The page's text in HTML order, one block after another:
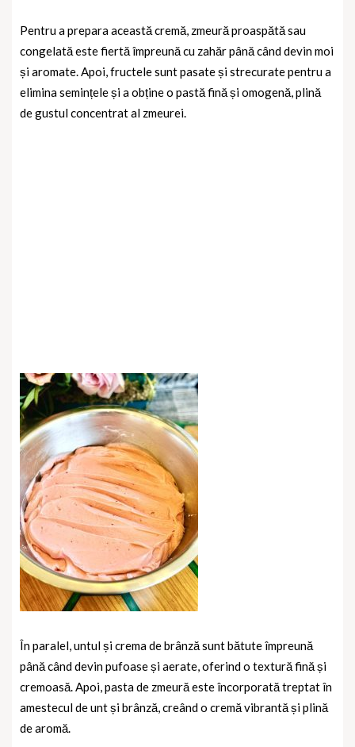
Pentru a prepara această cremă, zmeură proaspătă sau
congelată este fiertă împreună cu zahăr până când devin moi
și aromate. Apoi, fructele sunt pasate și strecurate pentru a
elimina semințele și a obține o pastă fină și omogenă, plină
de gustul concentrat al zmeurei.
În paralel, untul și crema de brânză sunt bătute împreună
până când devin pufoase și aerate, oferind o textură fină și
cremoasă. Apoi, pasta de zmeură este încorporată treptat în
amestecul de unt și brânză, creând o cremă vibrantă și plină
de aromă.